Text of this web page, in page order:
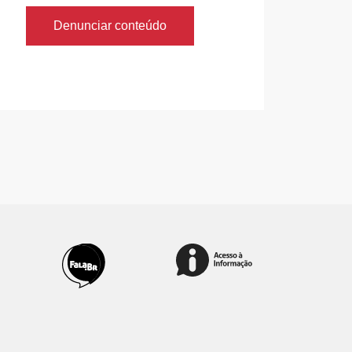
Denunciar conteúdo